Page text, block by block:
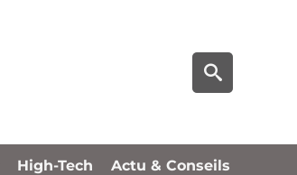
High-Tech Actu & Conseils